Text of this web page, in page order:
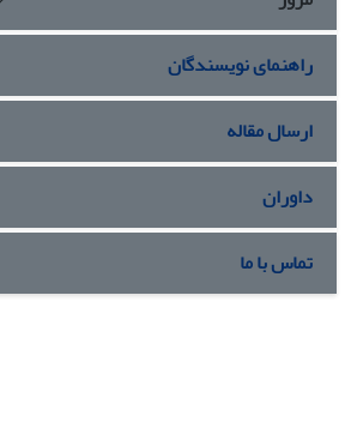
راهنمای نویسندگان
ارسال مقاله
داوران
تماس با ما